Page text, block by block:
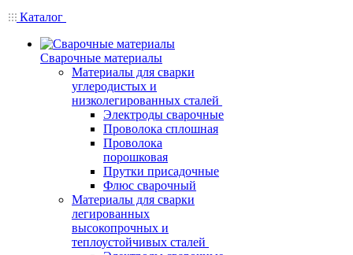
Каталог
Сварочные материалы
Материалы для сварки
углеродистых и
низколегированных сталей
Электроды сварочные
Проволока сплошная
Проволока
порошковая
Прутки присадочные
Флюс сварочный
Материалы для сварки
легированных
высокопрочных и
теплоустойчивых сталей